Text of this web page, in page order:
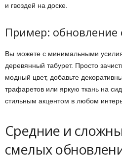
и гвоздей на доске.
Пример: обновление
Вы можете с минимальными
деревянный табурет. Просто
модный цвет, добавьте
трафаретов или яркую ткань на
стильным акцентом в любом
Средние и
смелых